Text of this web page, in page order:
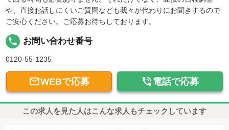
や、直接お話しにくいご質問なども我々が代わりにお聞きするので
ご安心ください。ご応募お待ちしております。
local_phone お問い合わせ番号
0120-55-1235
WEBで応募  電話で応募
この求人を見た人はこんな求人もチェックしています